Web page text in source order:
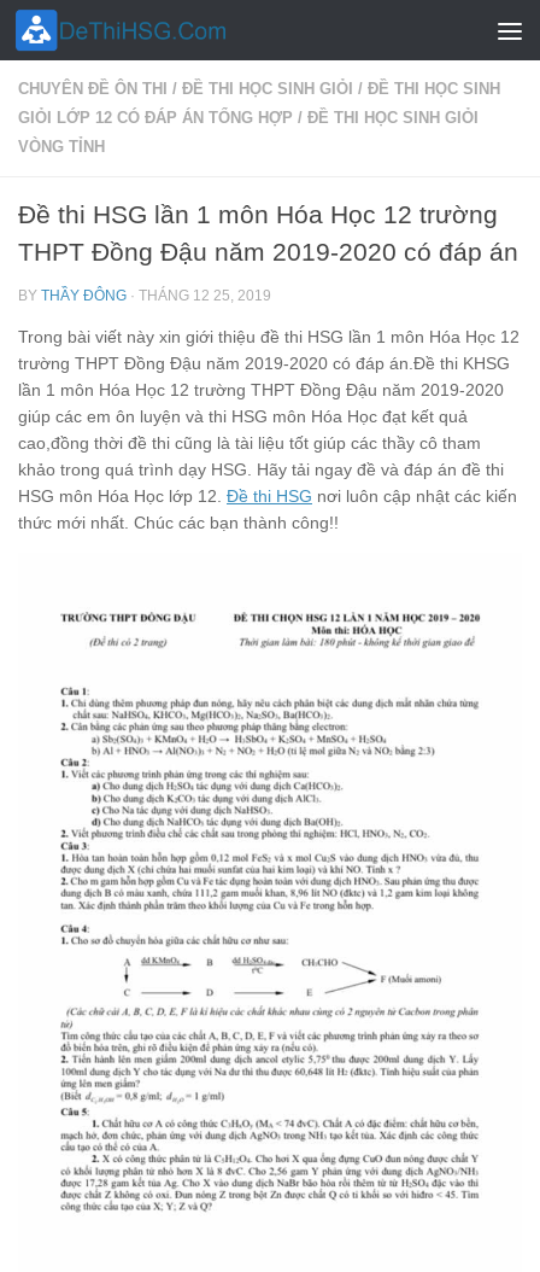
Skip to content
CHUYÊN ĐỀ ÔN THI / ĐỀ THI HỌC SINH GIỎI / ĐỀ THI HỌC SINH
GIỎI LỚP 12 CÓ ĐÁP ÁN TỔNG HỢP / ĐỀ THI HỌC SINH GIỎI
VÒNG TỈNH
Đề thi HSG lần 1 môn Hóa Học 12 trường
THPT Đồng Đậu năm 2019-2020 có đáp án
BY THẦY ĐÔNG · THÁNG 12 25, 2019
Trong bài viết này xin giới thiệu đề thi HSG lần 1 môn Hóa Học 12
trường THPT Đồng Đậu năm 2019-2020 có đáp án.Đề thi KHSG
lần 1 môn Hóa Học 12 trường THPT Đồng Đậu năm 2019-2020
giúp các em ôn luyện và thi HSG môn Hóa Học đạt kết quả
cao,đồng thời đề thi cũng là tài liệu tốt giúp các thầy cô tham
khảo trong quá trình dạy HSG. Hãy tải ngay đề và đáp án đề thi
HSG môn Hóa Học lớp 12. Đề thi HSG nơi luôn cập nhật các kiến
thức mới nhất. Chúc các bạn thành công!!